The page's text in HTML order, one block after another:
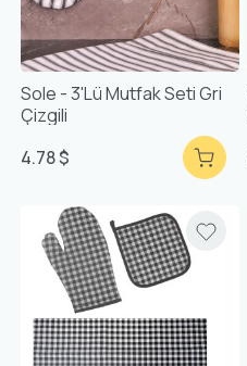
Sole - 3'lü Mutfak Seti Gri
Çizgili
4.78 $